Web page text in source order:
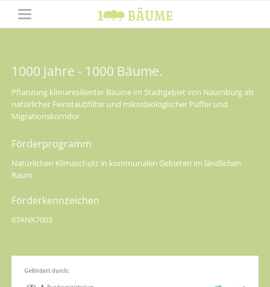
1000 Jahre - 1000 Bäume.
Pflanzung klimaresilienter Bäume im Stadtgebiet von Naumburg als
natürlicher Feinstaubfilter und mikrobiologischer Puffer und
Migrationskorridor
Förderprogramm
Natürlichen Klimaschutz in kommunalen Gebieten im ländlichen
Raum
Förderkennzeichen
67ANK7003